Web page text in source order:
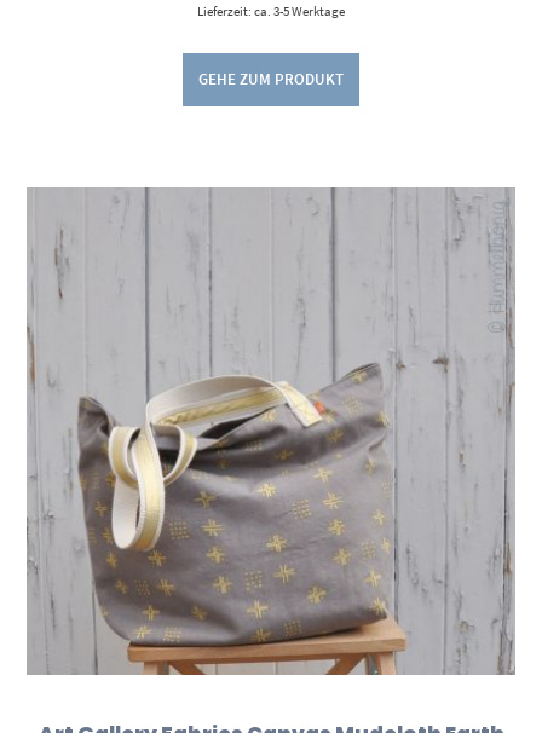
Lieferzeit: ca. 3-5 Werktage
GEHE ZUM PRODUKT